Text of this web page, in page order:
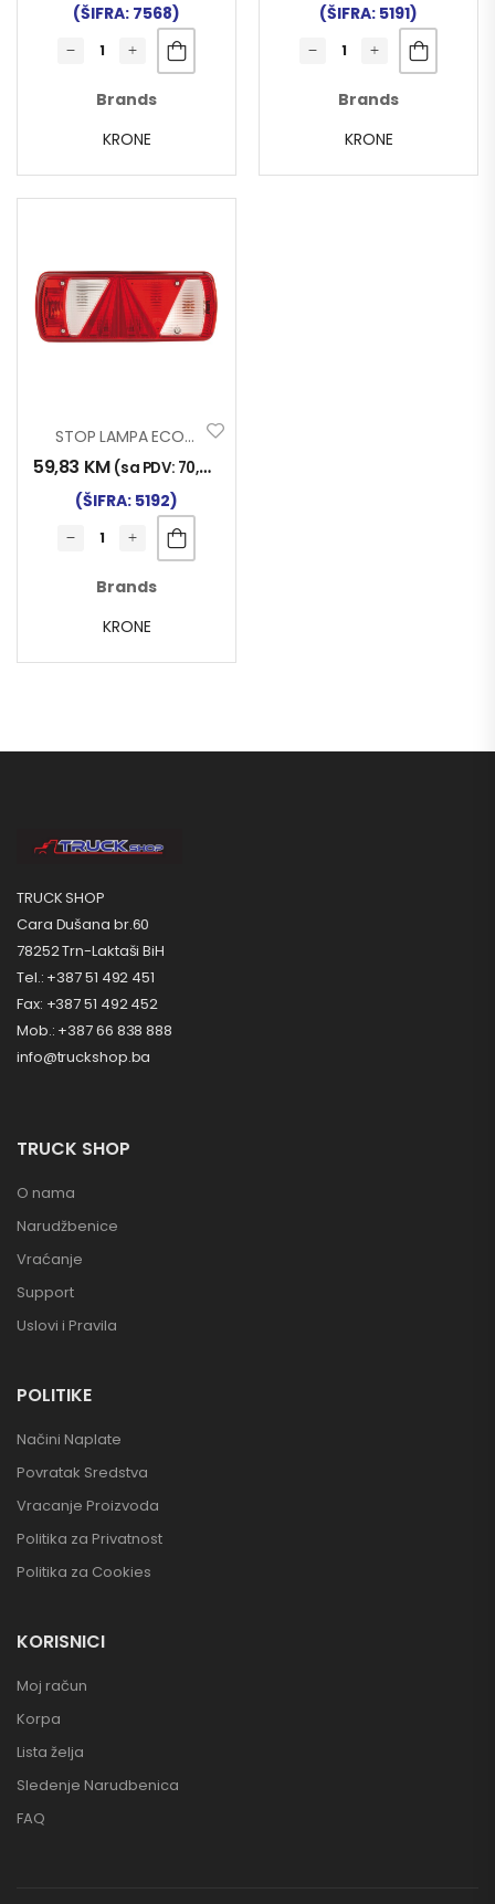
(ŠIFRA: 7568)
Brands
KRONE
(ŠIFRA: 5191)
Brands
KRONE
STOP LAMPA ECOPOINT II DESNA
59,83 KM (sa PDV: 70,00
(ŠIFRA: 5192)
Brands
KRONE
TRUCK SHOP
Cara Dušana br.60
78252 Trn-Laktaši BiH
Tel.: +387 51 492 451
Fax: +387 51 492 452
Mob.: +387 66 838 888
info@truckshop.ba
TRUCK SHOP
O nama
Narudžbenice
Vraćanje
Support
Uslovi i Pravila
POLITIKE
Načini Naplate
Povratak Sredstva
Vracanje Proizvoda
Politika za Privatnost
Politika za Cookies
KORISNICI
Moj račun
Korpa
Lista želja
Sledenje Narudbenica
FAQ